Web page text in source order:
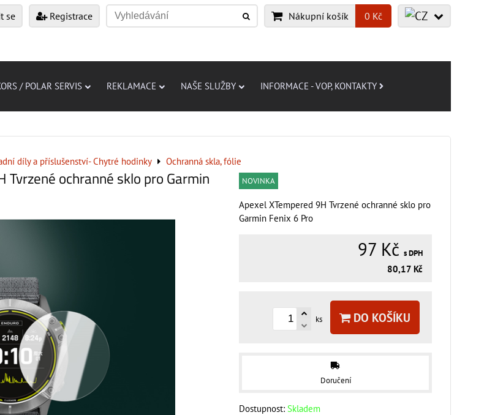
se Registrace Nákupní košík 0 Kč
/ POLAR SERVIS REKLAMACE NAŠE SLUŽBY INFORMACE - VOP, KONTAKTY
díly a příslušenství- Chytré hodinky Ochranná skla, fólie
Tvrzené ochranné sklo pro Garmin
NOVINKA
Apexel XTempered 9H Tvrzené ochranné sklo pro
Garmin Fenix ​​6 Pro
97 Kč s DPH
80,17 Kč
ks DO KOŠÍKU
Doručení
Dostupnost: Skladem